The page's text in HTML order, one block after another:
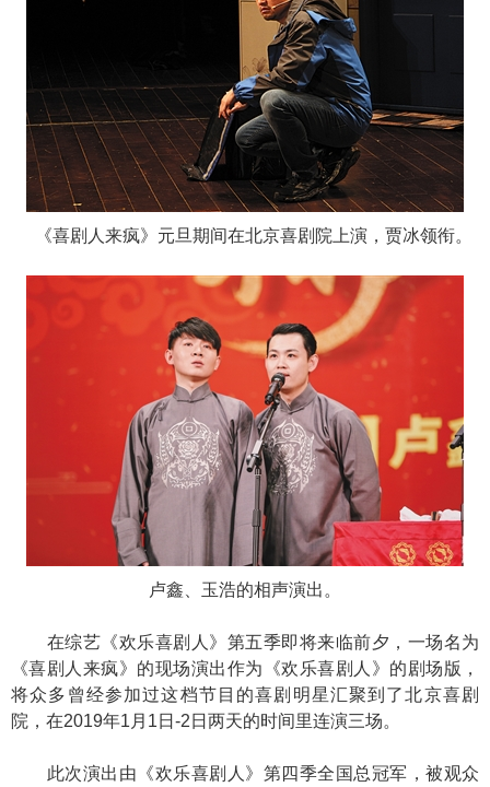
《喜剧人来疯》元旦期间在北京喜剧院上演，贾冰领衔。
卢鑫、玉浩的相声演出。
在综艺《欢乐喜剧人》第五季即将来临前夕，一场名为
《喜剧人来疯》的现场演出作为《欢乐喜剧人》的剧场版，
将众多曾经参加过这档节目的喜剧明星汇聚到了北京喜剧
院，在2019年1月1日-2日两天的时间里连演三场。
此次演出由《欢乐喜剧人》第四季全国总冠军，被观众